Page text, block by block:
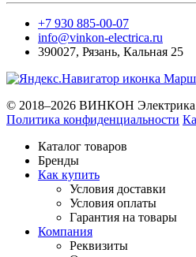
+7 930 885-00-07
info@vinkon-electrica.ru
390027, Рязань, Кальная 25
© 2018–2026 ВИНКОН Электрика
Политика конфиденциальности
Каталог товаров
Бренды
Как купить
Условия доставки
Условия оплаты
Гарантия на товары
Компания
Реквизиты